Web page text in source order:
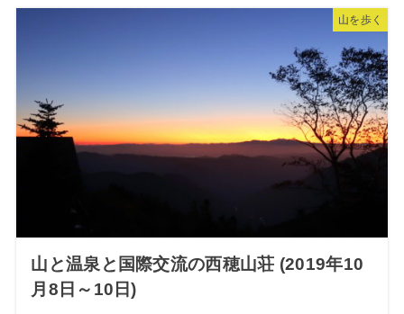
山を歩く
山と温泉と国際交流の西穂山荘 (2019年10
月8日～10日)